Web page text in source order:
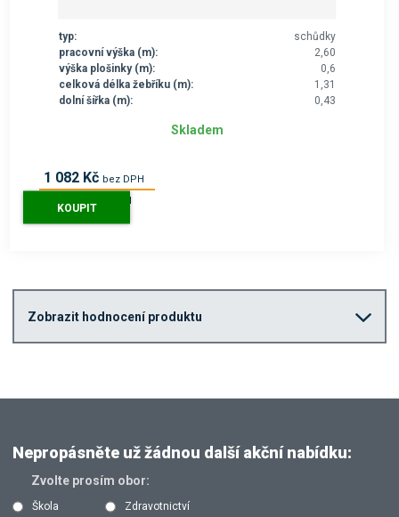
typ:
schůdky
pracovní výška (m):
2,60
výška plošinky (m):
0,6
celková délka žebříku (m):
1,31
dolní šířka (m):
0,43
1 082 Kč bez DPH
s DPH
Skladem
KOUPIT
Zobrazit hodnocení produktu
Nepropásněte už žádnou další akční nabídku:
Zvolte prosím obor:
Škola
Zdravotnictví